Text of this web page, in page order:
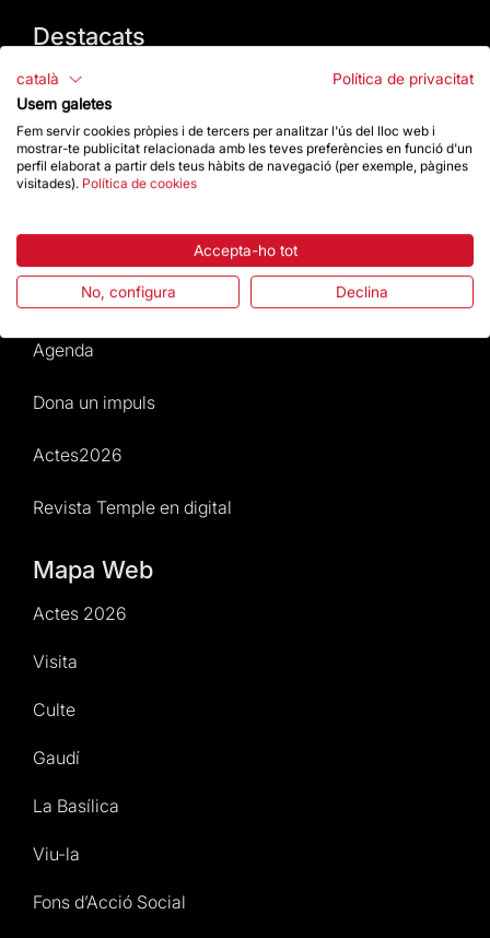
Destacats
La Fundació
Preguntes freqüents
Atenció al Visitant
Normativa i condicions de compra
Notícies i Actualitat
Agenda
Dona un impuls
Actes2026
Revista Temple en digital
Mapa Web
Actes 2026
Visita
Culte
Gaudí
La Basílica
Viu-la
Fons d’Acció Social
català
Política de privacitat
Usem galetes
Fem servir cookies pròpies i de tercers per analitzar l'ús del lloc web i
mostrar-te publicitat relacionada amb les teves preferències en funció d'un
perfil elaborat a partir dels teus hàbits de navegació (per exemple, pàgines
visitades). Política de cookies
Accepta-ho tot
No, configura Declina